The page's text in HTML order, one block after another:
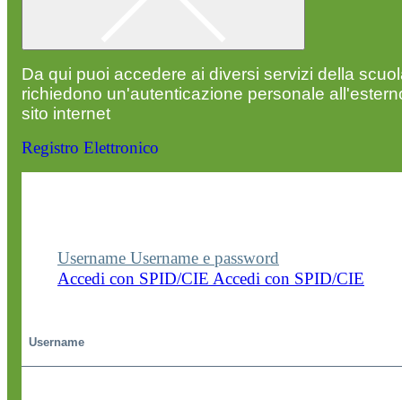
Da qui puoi accedere ai diversi servizi della
richiedono un'autenticazione personale
sito internet
Registro Elettronico
Username Username e password
Accedi con SPID/CIE Accedi con SPID/CIE